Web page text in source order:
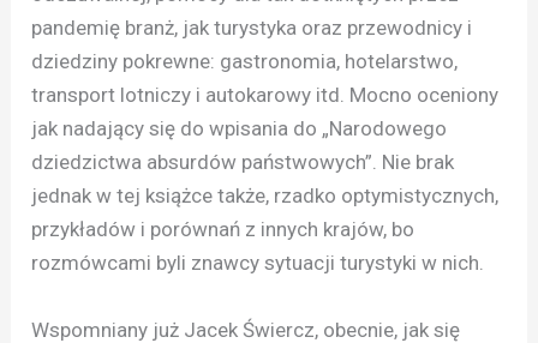
pandemię branż, jak turystyka oraz przewodnicy i
dziedziny pokrewne: gastronomia, hotelarstwo,
transport lotniczy i autokarowy itd. Mocno oceniony
jak nadający się do wpisania do „Narodowego
dziedzictwa absurdów państwowych”. Nie brak
jednak w tej książce także, rzadko optymistycznych,
przykładów i porównań z innych krajów, bo
rozmówcami byli znawcy sytuacji turystyki w nich.
Wspomniany już Jacek Świercz, obecnie, jak się